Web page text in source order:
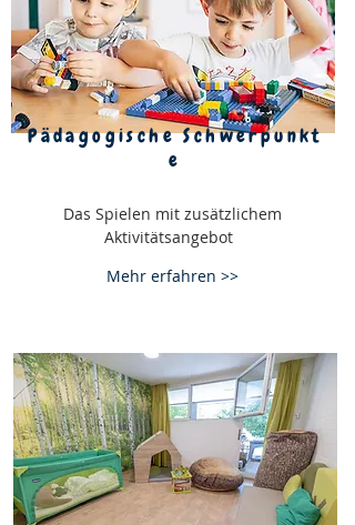
Pädagogische Schwerpunkt
e
Das Spielen mit zusätzlichem
Aktivitätsangebot
Mehr erfahren >>